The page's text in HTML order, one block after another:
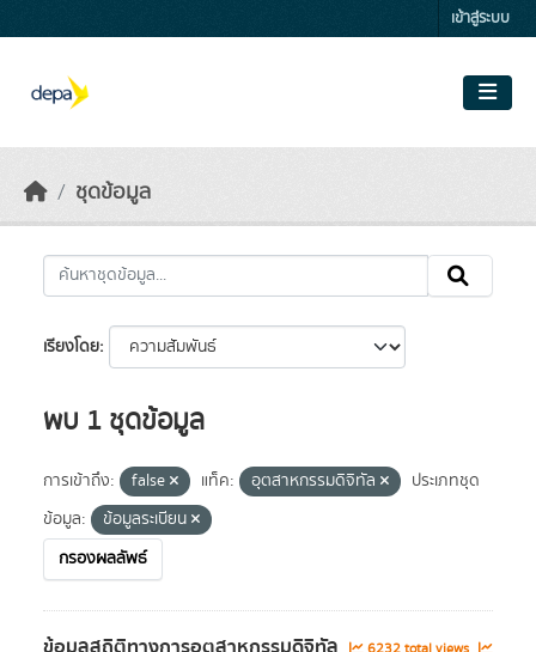
เข้าสู่ระบบ
ชุดข้อมูล
เรียงโดย
พบ 1 ชุดข้อมูล
การเข้าถึง: false แท็ค: อุตสาหกรรมดิจิทัล
ประเภทชุด
ข้อมูล:
ข้อมูลระเบียน
กรองผลลัพธ์